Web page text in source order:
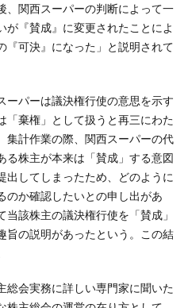
、関西スーパーの判断によって一
『賛成』に変更されたことによ
『可決』になった」と説明されて
ーパーは議決権行使の意思を示す
「棄権」として扱うと再三にわた
集計作業の際、関西スーパーの代
る株主が本来は「賛成」する意図
出してしまったため、どのように
のか確認したいとの申し出があ
該株主の議決権行使を「賛成」
旨の説明があったという。この結
総会実務に詳しい専門家に聞いた